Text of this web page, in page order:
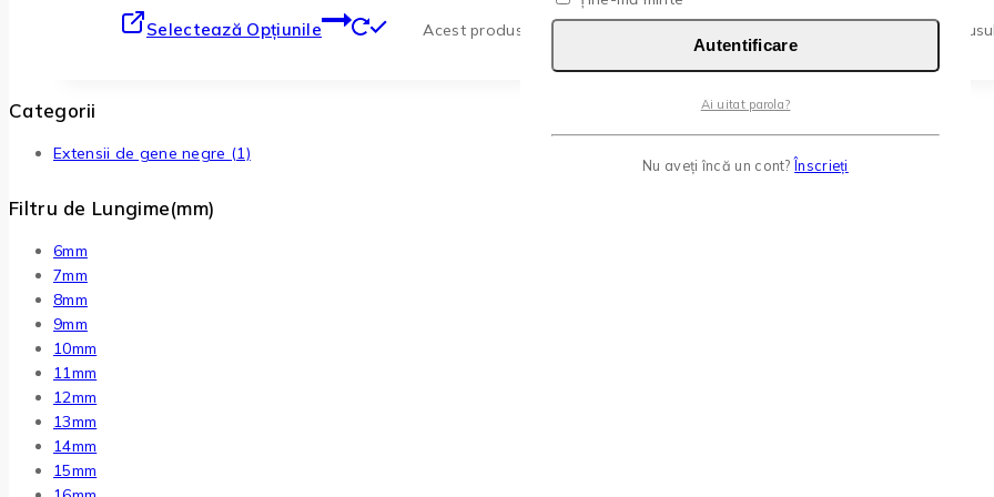
Selectează Opțiunile Acest produs are mai multe variații. Opțiunile pot fi alese în pagina
Categorii
Extensii de gene negre (1)
Filtru de Lungime(mm)
6mm
7mm
8mm
9mm
10mm
11mm
12mm
13mm
14mm
15mm
Autentificare
Ai uitat parola?
Nu aveți încă un cont?Înscrieți